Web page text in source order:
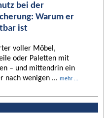
bei der
Warum er
ist
voller Möbel,
oder Paletten mit
– und mittendrin ein
nach wenigen ... mehr ...